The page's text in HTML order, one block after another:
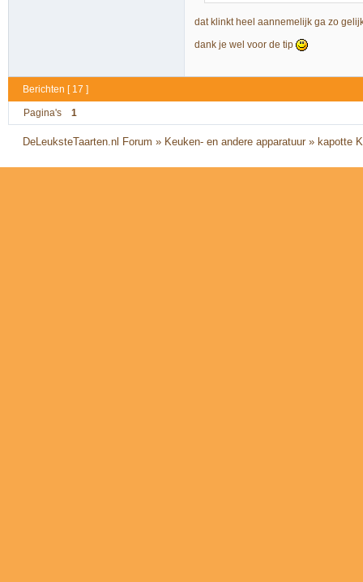
dat klinkt heel aannemelijk ga zo
dank je wel voor de tip
Berichten [ 17 ]
Pagina's 1
DeLeuksteTaarten.nl Forum » Keuken- en andere apparatuur » kapotte